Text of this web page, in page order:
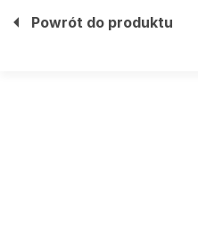
Powrót do produktu